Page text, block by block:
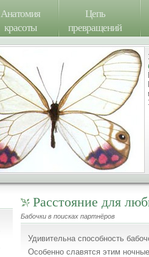
Анатомия
красоты
Цепь
превращений
Расстояние для
Бабочки в поисках партнёров
Удивительна способность
Особенно славятся этим